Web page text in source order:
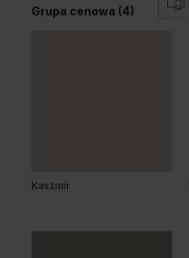
Grupa cenowa (4)
Kaszmir